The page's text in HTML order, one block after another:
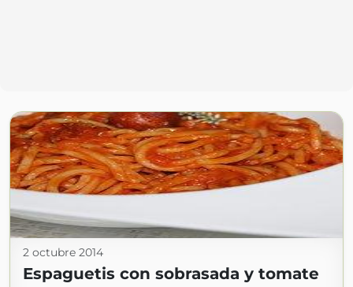
2 octubre 2014
Espaguetis con sobrasada y tomate